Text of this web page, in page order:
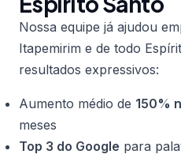
Nossa equipe já ajudou
Itapemirim e de todo
resultados expressivos:
Aumento médio de 150%
meses
Top 3 do Google para